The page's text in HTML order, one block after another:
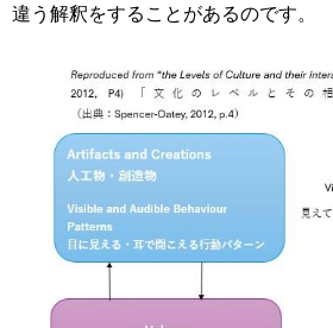
違う解釈をすることがあるのです。